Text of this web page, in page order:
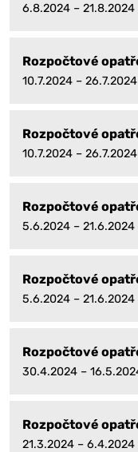
6.8.2024 – 21.8.2024
Rozpočtové
10.7.2024 – 26.7.2024
Rozpočtové
10.7.2024 – 26.7.2024
Rozpočtové
5.6.2024 – 21.6.2024
Rozpočtové
5.6.2024 – 21.6.2024
Rozpočtové
30.4.2024 –
Rozpočtové
21.3.2024 – 6.4.2024